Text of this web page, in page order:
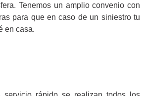
Tenemos un amplio convenio con
para que en caso de un siniestro tu
en casa.